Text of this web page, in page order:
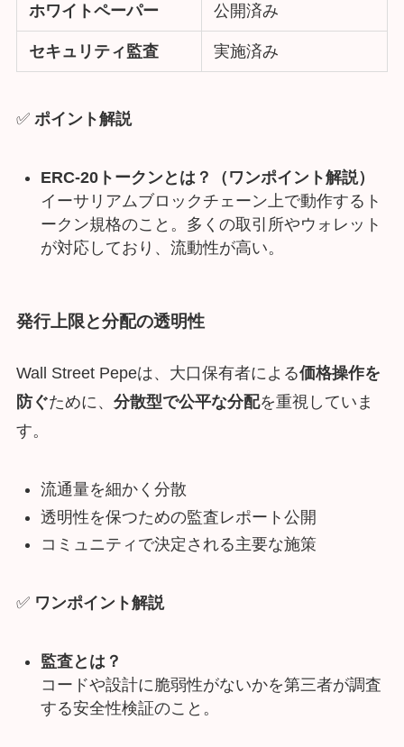
ホワイトペーパー 公開済み
セキュリティ監査 実施済み
✅ ポイント解説
ERC-20トークンとは？（ワンポイント解説）
イーサリアムブロックチェーン上で動作するト
ークン規格のこと。多くの取引所やウォレット
が対応しており、流動性が高い。
発行上限と分配の透明性
Wall Street Pepeは、大口保有者による価格操作を
防ぐために、 分散型で公平な分配を重視していま
す。
流通量を細かく分散
透明性を保つための監査レポート公開
コミュニティで決定される主要な施策
✅ ワンポイント解説
監査とは？
コードや設計に脆弱性がないかを第三者が調査
する安全性検証のこと。